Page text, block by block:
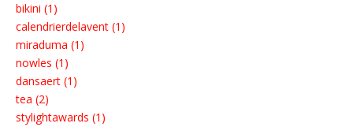
bikini (1)
calendrierdelavent (1)
miraduma (1)
nowles (1)
dansaert (1)
tea (2)
stylightawards (1)